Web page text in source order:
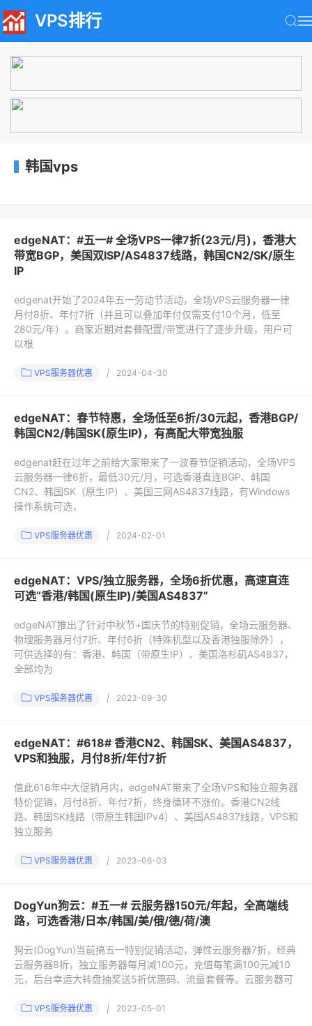
VPS排行
韩国vps
edgeNAT：#五一# 全场VPS一律7折(23元/月)，香港大
带宽BGP，美国双ISP/AS4837线路，韩国CN2/SK/原生
IP
edgenat开始了2024年五一劳动节活动，全场VPS云服务器一律
月付8折、年付7折（并且可以叠加年付仅需支付10个月，低至
280元/年）。商家近期对套餐配置/带宽进行了逐步升级，用户可
以根
VPS服务器优惠 | 2024-04-30
edgeNAT：春节特惠，全场低至6折/30元起，香港BGP/
韩国CN2/韩国SK(原生IP)，有高配大带宽独服
edgenat赶在过年之前给大家带来了一波春节促销活动，全场VPS
云服务器一律6折，最低30元/月，可选香港直连BGP、韩国
CN2、韩国SK（原生IP）、美国三网AS4837线路，有Windows
操作系统可选，
VPS服务器优惠 | 2024-02-01
edgeNAT：VPS/独立服务器，全场6折优惠，高速直连
可选“香港/韩国(原生IP)/美国AS4837”
edgeNAT推出了针对中秋节+国庆节的特别促销，全场云服务器、
物理服务器月付7折、年付6折（特殊机型以及香港独服除外），
可供选择的有：香港、韩国（带原生IP）、美国洛杉矶AS4837，
全部均为
VPS服务器优惠 | 2023-09-30
edgeNAT：#618# 香港CN2、韩国SK、美国AS4837，
VPS和独服，月付8折/年付7折
值此618年中大促销月内，edgeNAT带来了全场VPS和独立服务器
特价促销，月付8折、年付7折，终身循环不涨价。香港CN2线
路、韩国SK线路（带原生韩国IPv4）、美国AS4837线路，VPS和
独立服务
VPS服务器优惠 | 2023-06-03
DogYun狗云：#五一# 云服务器150元/年起，全高端线
路，可选香港/日本/韩国/美/俄/德/荷/澳
狗云(DogYun)当前搞五一特别促销活动，弹性云服务器7折，经典
云服务器8折，独立服务器每月减100元，充值每笔满100元减10
元，后台幸运大转盘抽奖送5折优惠码、流量套餐等。云服务器可
VPS服务器优惠 | 2023-05-01